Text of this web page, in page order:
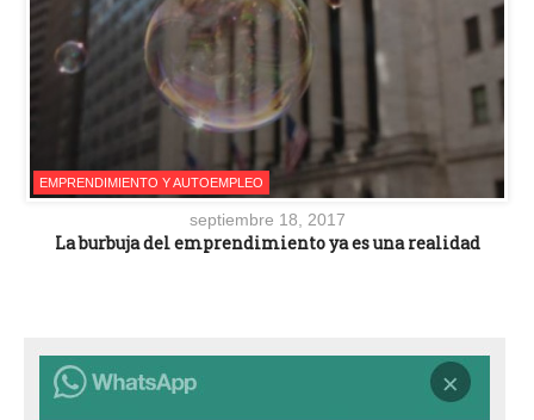
EMPRENDIMIENTO Y AUTOEMPLEO
septiembre 18, 2017
La burbuja del emprendimiento ya es una realidad